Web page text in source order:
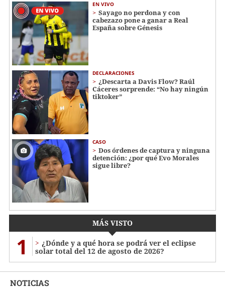
EN VIVO
Sayago no perdona y con
cabezazo pone a ganar a Real
España sobre Génesis
DECLARACIONES
¿Descarta a Davis Flow? Raúl
Cáceres sorprende: “No hay ningún
tiktoker”
CASO
Dos órdenes de captura y ninguna
detención: ¿por qué Evo Morales
sigue libre?
MÁS VISTO
1
¿Dónde y a qué hora se podrá ver el eclipse
solar total del 12 de agosto de 2026?
NOTICIAS